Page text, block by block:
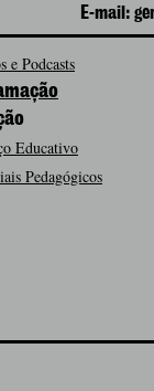
E-mail:
e Podcasts
Educativo
Pedagógicos